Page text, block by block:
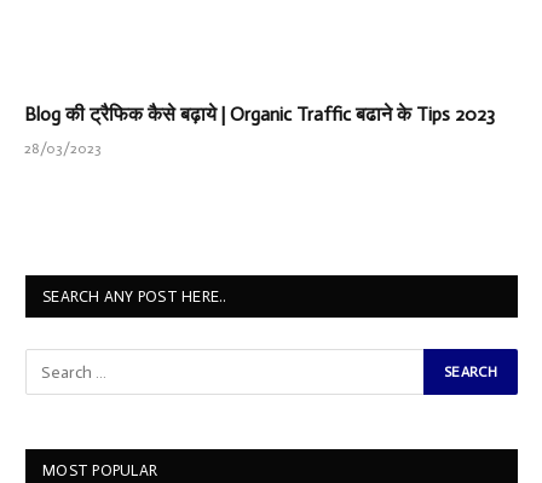
Blog की ट्रैफिक कैसे बढ़ाये | Organic Traffic बढाने के Tips 2023
28/03/2023
SEARCH ANY POST HERE..
MOST POPULAR